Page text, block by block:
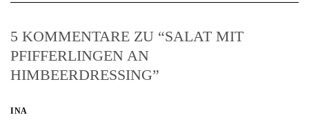
5 KOMMENTARE ZU “SALAT MIT
PFIFFERLINGEN AN
HIMBEERDRESSING”
INA